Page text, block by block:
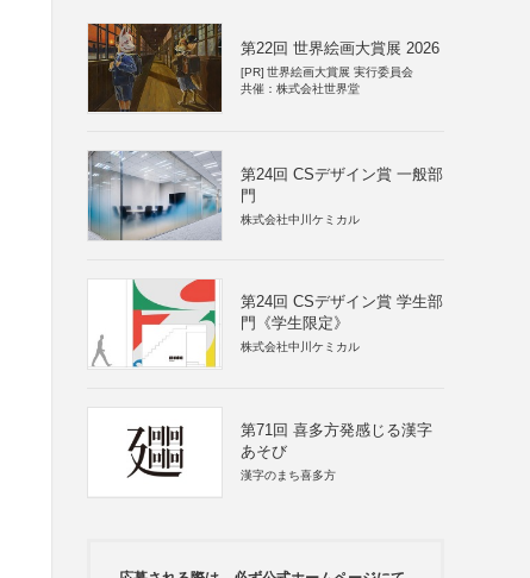
第22回 世界絵画大賞展 2026
[PR] 世界絵画大賞展 実行委員会
共催：株式会社世界堂
第24回 CSデザイン賞 一般部
門
株式会社中川ケミカル
第24回 CSデザイン賞 学生部
門《学生限定》
株式会社中川ケミカル
第71回 喜多方発感じる漢字
あそび
漢字のまち喜多方